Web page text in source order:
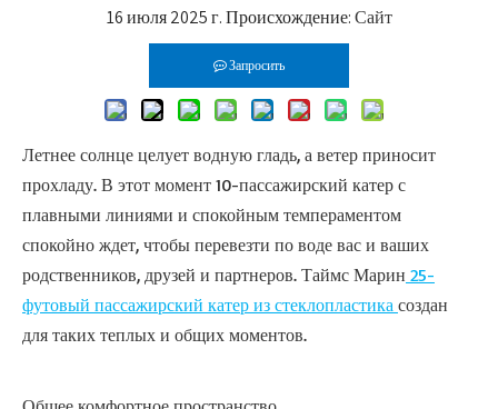
16 июля 2025 г. Происхождение:Сайт
Запросить
Летнее солнце целует водную гладь, а ветер приносит
прохладу. В этот момент 10-пассажирский катер с
плавными линиями и спокойным темпераментом
спокойно ждет, чтобы перевезти по воде вас и ваших
родственников, друзей и партнеров. Таймс Марин 25-
футовый пассажирский катер из стеклопластика создан
для таких теплых и общих моментов.